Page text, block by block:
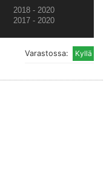
2018 - 2020
2017 - 2020
Varastossa: